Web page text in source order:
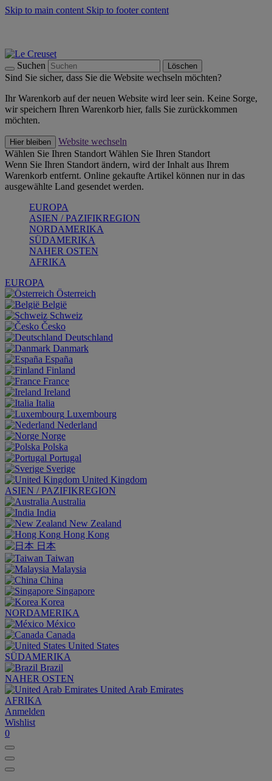
Skip to main content Skip to footer content
Suchen Löschen
Sind Sie sicher, dass Sie die Website wechseln möchten?
Ihr Warenkorb auf der neuen Website wird leer sein. Keine Sorge,
wir speichern Ihren Warenkorb hier, falls Sie zurückkommen
möchten.
Hier bleiben
Website wechseln
Wählen Sie Ihren Standort Wählen Sie Ihren Standort
Wenn Sie Ihren Standort ändern, wird der Inhalt aus Ihrem
Warenkorb entfernt. Online gekaufte Artikel können nur in das
ausgewählte Land gesendet werden.
EUROPA
ASIEN / PAZIFIKREGION
NORDAMERIKA
SÜDAMERIKA
NAHER OSTEN
AFRIKA
EUROPA
Österreich
België
Schweiz
Česko
Deutschland
Danmark
España
Finland
France
Ireland
Italia
Luxembourg
Nederland
Norge
Polska
Portugal
Sverige
United Kingdom
ASIEN / PAZIFIKREGION
Australia
India
New Zealand
Hong Kong
日本
Taiwan
Malaysia
China
Singapore
Korea
NORDAMERIKA
México
Canada
United States
SÜDAMERIKA
Brazil
NAHER OSTEN
United Arab Emirates
AFRIKA
Anmelden
Wishlist
0